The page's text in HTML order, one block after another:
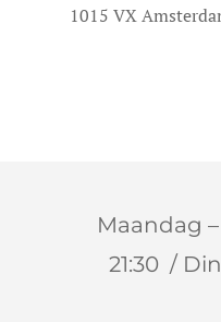
1015 VX
Maandag
21:30 /